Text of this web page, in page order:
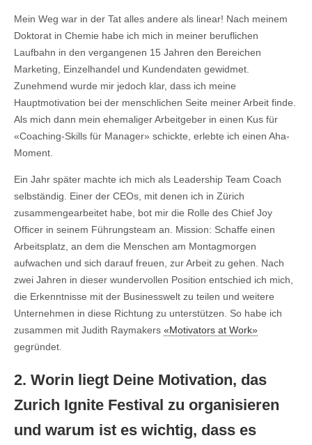
Mein Weg war in der Tat alles andere als linear! Nach meinem
Doktorat in Chemie habe ich mich in meiner beruflichen
Laufbahn in den vergangenen 15 Jahren den Bereichen
Marketing, Einzelhandel und Kundendaten gewidmet.
Zunehmend wurde mir jedoch klar, dass ich meine
Hauptmotivation bei der menschlichen Seite meiner Arbeit finde.
Als mich dann mein ehemaliger Arbeitgeber in einen Kus für
«Coaching-Skills für Manager» schickte, erlebte ich einen Aha-
Moment.
Ein Jahr später machte ich mich als Leadership Team Coach
selbständig. Einer der CEOs, mit denen ich in Zürich
zusammengearbeitet habe, bot mir die Rolle des Chief Joy
Officer in seinem Führungsteam an. Mission: Schaffe einen
Arbeitsplatz, an dem die Menschen am Montagmorgen
aufwachen und sich darauf freuen, zur Arbeit zu gehen. Nach
zwei Jahren in dieser wundervollen Position entschied ich mich,
die Erkenntnisse mit der Businesswelt zu teilen und weitere
Unternehmen in diese Richtung zu unterstützen. So habe ich
zusammen mit Judith Raymakers «Motivators at Work»
gegründet.
2. Worin liegt Deine Motivation, das
Zurich Ignite Festival zu organisieren
und warum ist es wichtig, dass es